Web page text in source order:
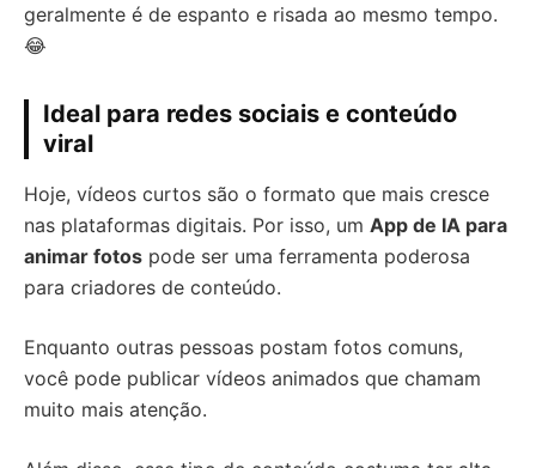
geralmente é de espanto e risada ao mesmo tempo.
😂
Ideal para redes sociais e conteúdo
viral
Hoje, vídeos curtos são o formato que mais cresce
nas plataformas digitais. Por isso, um App de IA para
animar fotos pode ser uma ferramenta poderosa
para criadores de conteúdo.
Enquanto outras pessoas postam fotos comuns,
você pode publicar vídeos animados que chamam
muito mais atenção.